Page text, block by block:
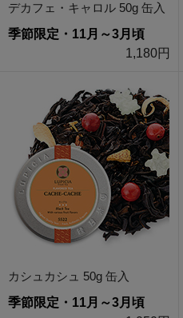
デカフェ・キャロル 50g 缶入
季節限定・11月～3月頃
1,180円
カシュカシュ 50g 缶入
季節限定・11月～3月頃